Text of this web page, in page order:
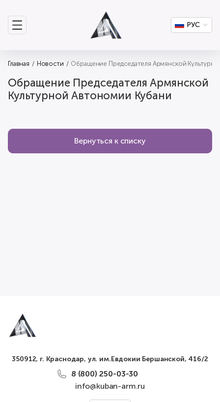
РУС
Главная Новости Обращение Председателя Армянской
Обращение Председателя Армянской
Культурной Автономии Кубани
Вернуться к списку
350912, г. Краснодар, ул. им.Евдокии Бершанской, 416/2
8 (800) 250-03-30
info@kuban-arm.ru